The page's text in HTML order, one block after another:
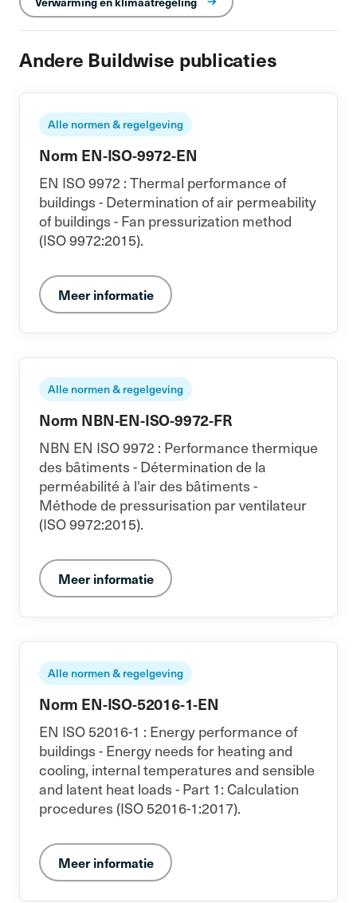
Andere Buildwise publicaties
Alle normen & regelgeving
Norm EN-ISO-9972-EN
EN ISO 9972 : Thermal performance of
buildings - Determination of air permeability
of buildings - Fan pressurization method
(ISO 9972:2015).
Meer informatie
Alle normen & regelgeving
Norm NBN-EN-ISO-9972-FR
NBN EN ISO 9972 : Performance thermique
des bâtiments - Détermination de la
perméabilité à l'air des bâtiments -
Méthode de pressurisation par ventilateur
(ISO 9972:2015).
Meer informatie
Alle normen & regelgeving
Norm EN-ISO-52016-1-EN
EN ISO 52016-1 : Energy performance of
buildings - Energy needs for heating and
cooling, internal temperatures and sensible
and latent heat loads - Part 1: Calculation
procedures (ISO 52016-1:2017).
Meer informatie